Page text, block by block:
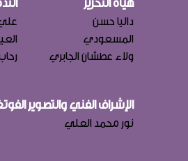
هيأة التحرير
داليا حسن
المسعودي
ولاء عطشان الجابري
الإشراف الفني والتصوير
نور محمد العلي